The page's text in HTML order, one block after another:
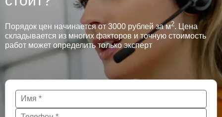
Порядок цен начинается от 3000 рублей за м2. Цена
складывается из многих факторов и точную стоимость
работ может определить только эксперт